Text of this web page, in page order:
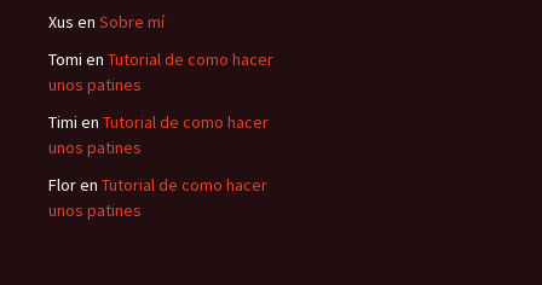
Xus en Sobre mí
Tomi en Tutorial de como hacer
unos patines
Timi en Tutorial de como hacer
unos patines
Floren Tutorial de como hacer
unos patines